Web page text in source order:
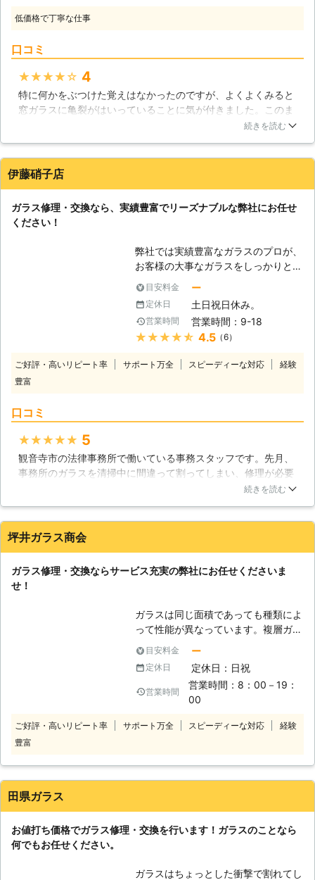
るのです。初めのうちはガラスの種類
に関して把握しきれないと思いますの
で、代わりに私たちがお客様に最適な
ガラスをご提案させていただきます。
【窓ガラスは危険に晒されている？】
に見えるガラスですが、道具を使えば
簡単に割れてしまいます。そうでなく
徐々に傷が増え、その耐久性は低下し
てきます。特に台風や地震の発生した
日は気を付けるべきでしょう。 【ガ
ラスの処分に要注意】 しかしどれだ
け気を付けていても、いつかは割れて
しまうのがガラスです。ガラスは自治
体によっても処分の方法が異なるた
しも自信が無ければ、ガラスの処分に
ってしまいますので、迅速にガラス修
低価格で丁寧な仕事
口コミ
★★★★★ 4
特に何かをぶつけた覚えはなかったのですが、よくよくみると
窓ガラスに亀裂がはいっていることに気が付きました。このま
まにして何かの衝撃で破片が飛び散ってしまったら大変だと思
裂がはいってしまったようです。交換後のガラスの処理もお願
いできたので助かりました。
愛知県 東海市 2016年12月19日
続きを読む
伊藤硝子店
ガラス修理・交換なら、実績豊富でリーズナブルな弊社にお任せ
ください！
弊社では実績豊富なガラスのプロが、
お客様の大事なガラスをしっかりと修
理・交換いたします。確かな技術で安
心しておまかせいただけます。 【ガ
ラスの種類と価格】 ガラスは同じ面
積であっても素材によってそれぞれ機
能が異なるため、価格に差がありま
2〜3枚ガラスを重ねて空気を挟みま
り付けできない場合がございますの
で、弊社にご相談ください。
目安料金 ー
定休日 土日祝日休み。
営業時間 営業時間：9-18
★★★★★ 4.5（6）
ご好評・高いリピート率 サポート万全 スピーディーな対応
経験
豊富
口コミ
★★★★★ 5
観音寺市の法律事務所で働いている事務スタッフです。先月、
事務所のガラスを清掃中に間違って割ってしまい、修理が必要
になりました。地元のガラス屋を調べて、見積もりが良心的だ
にありがとうございました。
愛知県 清須市 2016年12月25日
続きを読む
坪井ガラス商会
ガラス修理・交換ならサービス充実の弊社にお任せくださいま
せ！
ガラスは同じ面積であっても種類によ
って性能が異なっています。複層ガラ
スの場合は保温性を高めることが出来
ますが、2枚や3枚ガラスを重ねて空
気を挟んでいる分量が多くなっていま
す。他にも網入りガラスと呼ばれるも
のがあり、これはワイヤーを挟むこと
で防火性能を高くしているのが特徴で
す。ガラスの種類とお住いのエリアの
スに取り組んでまいります。
目安料金 ー
定休日 定休日：日祝
営業時間
営業時間：8：00－19：
00
ご好評・高いリピート率 サポート万全 スピーディーな対応
経験
豊富
田県ガラス
お値打ち価格でガラス修理・交換を行います！ガラスのことなら
何でもお任せください。
ガラスはちょっとした衝撃で割れてし